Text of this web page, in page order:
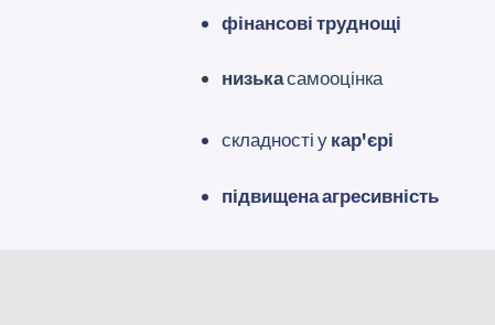
фінансові труднощі
низькасамооцінка
складності укар'єрі
підвищенаагресивність